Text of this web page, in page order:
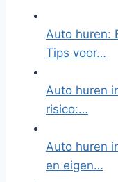
Auto huren:
Tips voor…
Auto huren
risico:…
Auto huren
en eigen…